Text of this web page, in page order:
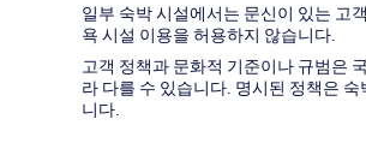
일부 숙박 시설에서는 문신이 있는 고
욕 시설 이용을 허용하지 않습니다.
고객 정책과 문화적 기준이나 규범은
라 다를 수 있습니다. 명시된 정책은
니다.